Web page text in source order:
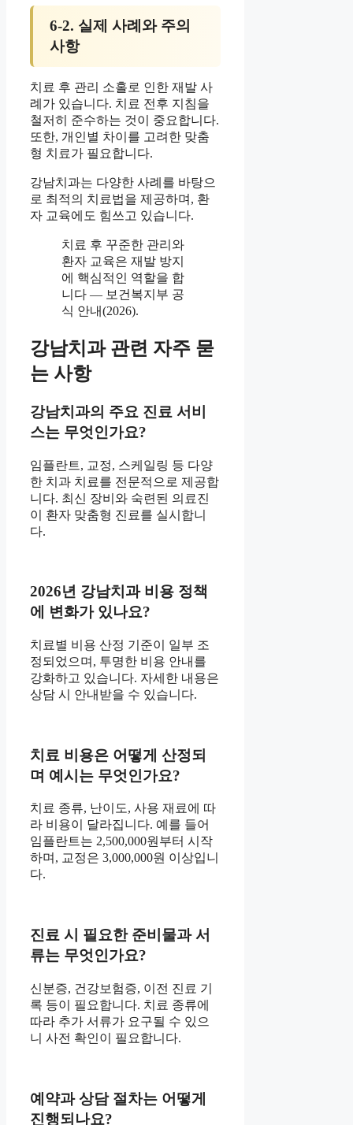
6-2. 실제 사례와 주의
사항
치료 후 관리 소홀로 인한 재발 사
례가 있습니다. 치료 전후 지침을
철저히 준수하는 것이 중요합니다.
또한, 개인별 차이를 고려한 맞춤
형 치료가 필요합니다.
강남치과는 다양한 사례를 바탕으
로 최적의 치료법을 제공하며, 환
자 교육에도 힘쓰고 있습니다.
치료 후 꾸준한 관리와
환자 교육은 재발 방지
에 핵심적인 역할을 합
니다 — 보건복지부 공
식 안내(2026).
강남치과 관련 자주 묻
는 사항
강남치과의 주요 진료 서비
스는 무엇인가요?
임플란트, 교정, 스케일링 등 다양
한 치과 치료를 전문적으로 제공합
니다. 최신 장비와 숙련된 의료진
이 환자 맞춤형 진료를 실시합니
다.
2026년 강남치과 비용 정책
에 변화가 있나요?
치료별 비용 산정 기준이 일부 조
정되었으며, 투명한 비용 안내를
강화하고 있습니다. 자세한 내용은
상담 시 안내받을 수 있습니다.
치료 비용은 어떻게 산정되
며 예시는 무엇인가요?
치료 종류, 난이도, 사용 재료에 따
라 비용이 달라집니다. 예를 들어
임플란트는 2,500,000원부터 시작
하며, 교정은 3,000,000원 이상입니
다.
진료 시 필요한 준비물과 서
류는 무엇인가요?
신분증, 건강보험증, 이전 진료 기
록 등이 필요합니다. 치료 종류에
따라 추가 서류가 요구될 수 있으
니 사전 확인이 필요합니다.
예약과 상담 절차는 어떻게
진행되나요?